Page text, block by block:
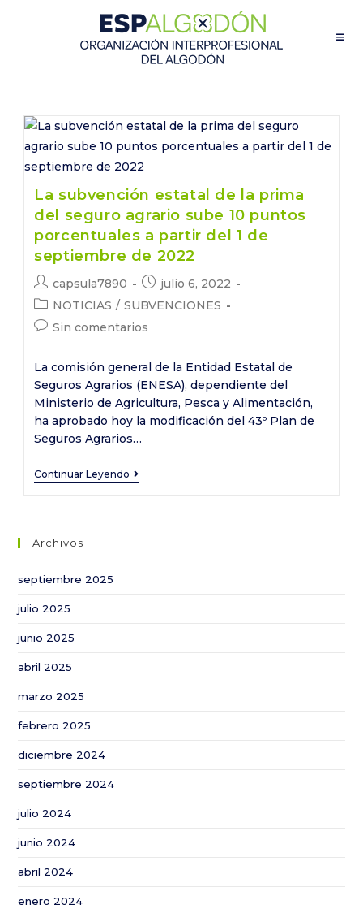
La subvención estatal de la prima
del seguro agrario sube 10 puntos
porcentuales a partir del 1 de
septiembre de 2022
Autor
de
la
entrada:
capsula7890
Publicación
de
entrada:
julio 6, 2022
Categoría
de
NOTICIAS / SUBVENCIONES
Comentarios
la
Sin comentarios
La comisión general de la Entidad Estatal de
Seguros Agrarios (ENESA), dependiente del
Ministerio de Agricultura, Pesca y Alimentación,
ha aprobado hoy la modificación del 43º Plan de
Seguros Agrarios…
Continuar Leyendo
La
Archivos
septiembre 2025
julio 2025
junio 2025
abril 2025
marzo 2025
febrero 2025
diciembre 2024
septiembre 2024
julio 2024
junio 2024
abril 2024
enero 2024